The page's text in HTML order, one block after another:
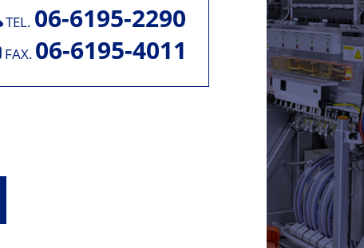
TEL. 06-6195-2290
FAX. 06-6195-4011